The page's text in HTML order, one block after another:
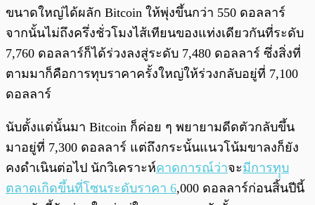
ขนาดใหญ่ได้ผลัก Bitcoin ให้พุ่งขึ้นกว่า 550 ดอลลาร์
จากนั้นไม่ถึงครึ่งชั่วโมงไส้เทียนของแท่งเดียวกันที่ระดับ
7,760 ดอลลาร์ก็ได้ร่วงลงสู่ระดับ 7,480 ดอลลาร์ ซึ่งสิ่งที่
ตามมาก็คือการทุบราคาครั้งใหญ่ให้ร่วงกลับอยู่ที่ 7,100
ดอลลาร์
นับตั้งแต่นั้นมา Bitcoin ก็ค่อย ๆ พยายามดีดตัวกลับขึ้น
มาอยู่ที่ 7,300 ดอลลาร์ แต่ถึงกระนั้นแนวโน้มขาลงก็ยัง
คงดำเนินต่อไป นักวิเคราะห์คาดการณ์ว่าจะมีการทุุบ
ตลาดเกิดขึ้นที่โซนระดับราคา 6,000 ดอลลาร์ก่อนสิ้นปีนี้